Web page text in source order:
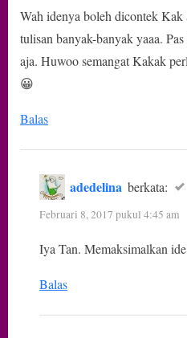
Wah idenya boleh dicontek Kak
tulisan banyak-banyak yaaa.
aja. Huwoo semangat Kakak
😀
Balas
adedelina berkata:
Februari 8, 2017 pukul 4:45 am
Iya Tan. Memaksimalkan
Balas